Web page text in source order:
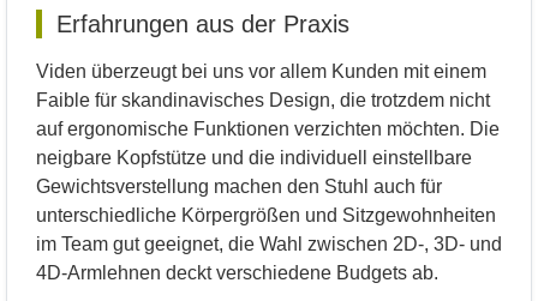
Erfahrungen aus der Praxis
Viden überzeugt bei uns vor allem Kunden mit einem
Faible für skandinavisches Design, die trotzdem nicht
auf ergonomische Funktionen verzichten möchten. Die
neigbare Kopfstütze und die individuell einstellbare
Gewichtsverstellung machen den Stuhl auch für
unterschiedliche Körpergrößen und Sitzgewohnheiten
im Team gut geeignet, die Wahl zwischen 2D-, 3D- und
4D-Armlehnen deckt verschiedene Budgets ab.